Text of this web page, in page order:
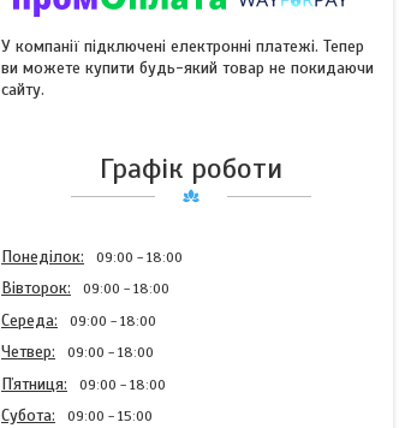
У компанії підключені електронні платежі. Тепер
ви можете купити будь-який товар не покидаючи
сайту.
Графік роботи
Понеділок 09:00 18:00
Вівторок 09:00 18:00
Середа 09:00 18:00
Четвер 09:00 18:00
Пʼятниця 09:00 18:00
Субота 09:00 15:00